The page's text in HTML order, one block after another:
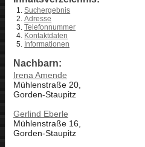
Suchergebnis
Adresse
Telefonnummer
Kontaktdaten
Informationen
Nachbarn:
Irena Amende
Mühlenstraße 20,
Gorden-Staupitz
Gerlind Eberle
Mühlenstraße 16,
Gorden-Staupitz